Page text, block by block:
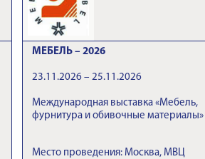
МЕБЕЛЬ – 2026
23.11.2026 – 25.11.2026
Международная выставка «Мебель,
фурнитура и обивочные материалы»
Место проведения: Москва, МВЦ